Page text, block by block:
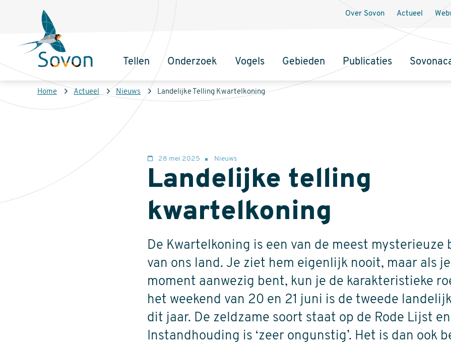
inhoud
Sovon
Homepage
Hoofdnavigatie
Tellen Onderzoek Vogels Gebieden Publicaties
Over Sovon Actueel
Kruimelpad
Home Actueel Nieuws Landelijke Telling Kwartelkoning
Landelijke telling
kwartelkoning
28 mei 2025 Nieuws
De Kwartelkoning is een van de meest mysterieuze
van ons land. Je ziet hem eigenlijk nooit, maar als
moment aanwezig bent, kun je de karakteristieke
het weekend van 20 en 21 juni is de tweede
dit jaar. De zeldzame soort staat op de Rode Lijst
Instandhouding is ‘zeer ongunstig’. Het is dan ook